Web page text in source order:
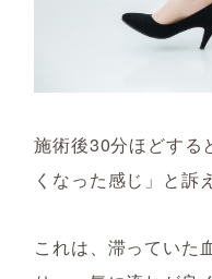
施術後30分ほどする
くなった感じ」と訴
これは、滞っていた